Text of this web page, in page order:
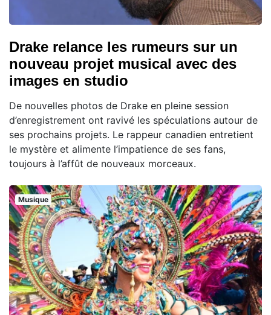
Drake relance les rumeurs sur un
nouveau projet musical avec des
images en studio
De nouvelles photos de Drake en pleine session
d’enregistrement ont ravivé les spéculations autour de
ses prochains projets. Le rappeur canadien entretient
le mystère et alimente l’impatience de ses fans,
toujours à l’affût de nouveaux morceaux.
Musique